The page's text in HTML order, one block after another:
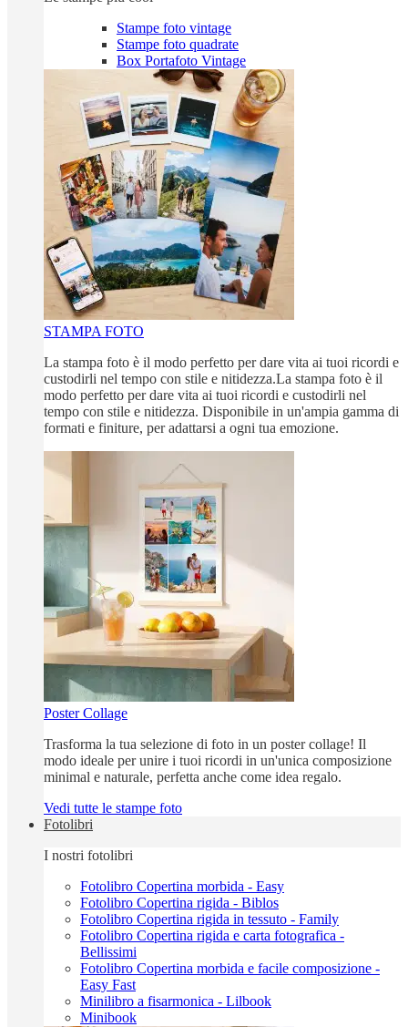
Stampe foto vintage
Stampe foto quadrate
Box Portafoto Vintage
STAMPA FOTO
La stampa foto è il modo perfetto per dare vita ai tuoi ricordi e
custodirli nel tempo con stile e nitidezza.La stampa foto è il
modo perfetto per dare vita ai tuoi ricordi e custodirli nel
tempo con stile e nitidezza. Disponibile in un'ampia gamma di
formati e finiture, per adattarsi a ogni tua emozione.
Poster Collage
Trasforma la tua selezione di foto in un poster collage! Il
modo ideale per unire i tuoi ricordi in un'unica composizione
minimal e naturale, perfetta anche come idea regalo.
Vedi tutte le stampe foto
Fotolibri
I nostri fotolibri
Fotolibro Copertina morbida - Easy
Fotolibro Copertina rigida - Biblos
Fotolibro Copertina rigida in tessuto - Family
Fotolibro Copertina rigida e carta fotografica -
Bellissimi
Fotolibro Copertina morbida e facile composizione -
Easy Fast
Minilibro a fisarmonica - Lilbook
Minibook